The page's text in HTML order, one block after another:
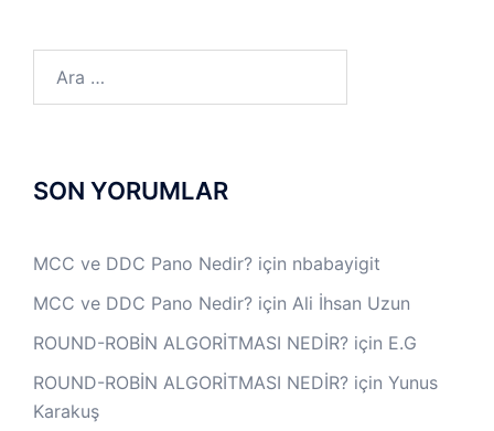
SON YORUMLAR
MCC ve DDC Pano Nedir? için nbabayigit
MCC ve DDC Pano Nedir? için Ali İhsan Uzun
ROUND-ROBİN ALGORİTMASI NEDİR? için E.G
ROUND-ROBİN ALGORİTMASI NEDİR? için Yunus
Karakuş